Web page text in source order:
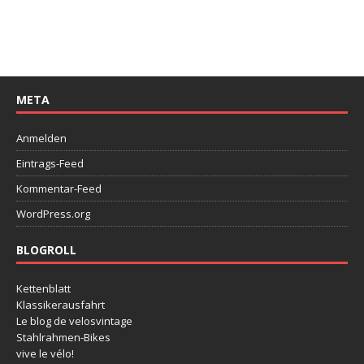
META
Anmelden
Eintrags-Feed
Kommentar-Feed
WordPress.org
BLOGROLL
Kettenblatt
Klassikerausfahrt
Le blog de velosvintage
Stahlrahmen-Bikes
vive le vélo!